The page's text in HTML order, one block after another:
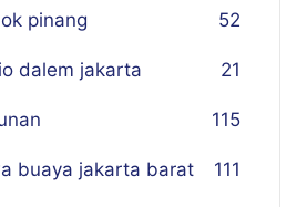
pinang 52
dalem jakarta 21
115
buaya jakarta barat 111